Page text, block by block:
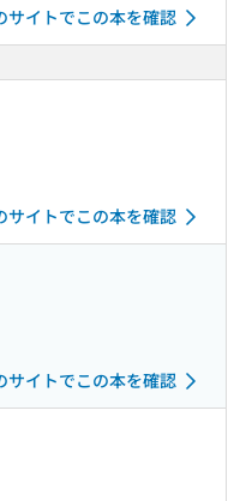
サイトでこの本を確認
サイトでこの本を確認
サイトでこの本を確認